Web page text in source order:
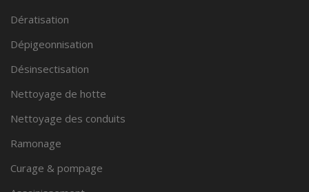
Dératisation
Dépigeonnisation
Désinsectisation
Nettoyage de hotte
Nettoyage des conduits
Ramonage
Curage & pompage